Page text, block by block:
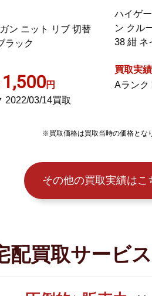
ニットカーディガ
ネック 長袖 ロゴ刺繍
ビー
06/05買取
カーデ
ック 長
買取実績
Aラン
※買取価格は買取当時の価格とな
その他の買取実績はこ
配買取サービ